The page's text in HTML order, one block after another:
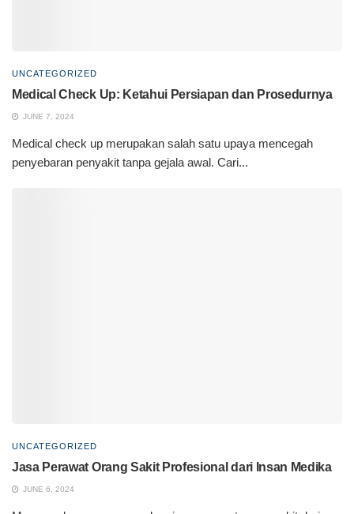
UNCATEGORIZED
Medical Check Up: Ketahui Persiapan dan Prosedurnya
JUNE 7, 2024
Medical check up merupakan salah satu upaya mencegah
penyebaran penyakit tanpa gejala awal. Cari...
UNCATEGORIZED
Jasa Perawat Orang Sakit Profesional dari Insan Medika
JUNE 6, 2024